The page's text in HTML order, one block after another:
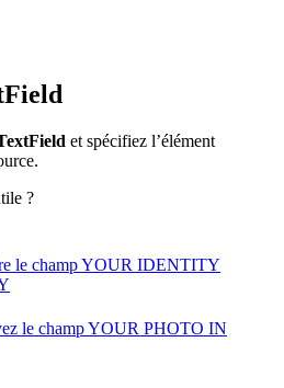
et spécifiez l’élément
?
le champ YOUR IDENTITY
le champ YOUR PHOTO IN